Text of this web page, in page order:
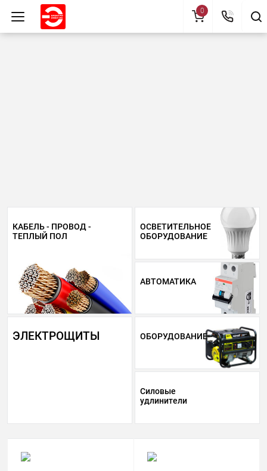
КАБЕЛЬ - ПРОВОД -
ТЕПЛЫЙ ПОЛ
ОСВЕТИТЕЛЬНОЕ
ОБОРУДОВАНИЕ
АВТОМАТИКА
ЭЛЕКТРОЩИТЫ ОБОРУДОВАНИЕ
Силовые
удлинители
0